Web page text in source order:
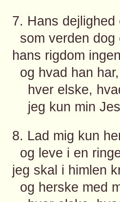
7. Hans dejlighed
som verden dog
hans rigdom
og hvad han
hver elske,
jeg kun min
8. Lad mig kun
og leve i en
jeg skal i himlen
og herske med